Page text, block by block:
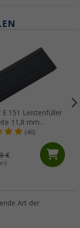
E 151 Leistenfüller
11,8 mm
schwarz
(46)
€
Art der